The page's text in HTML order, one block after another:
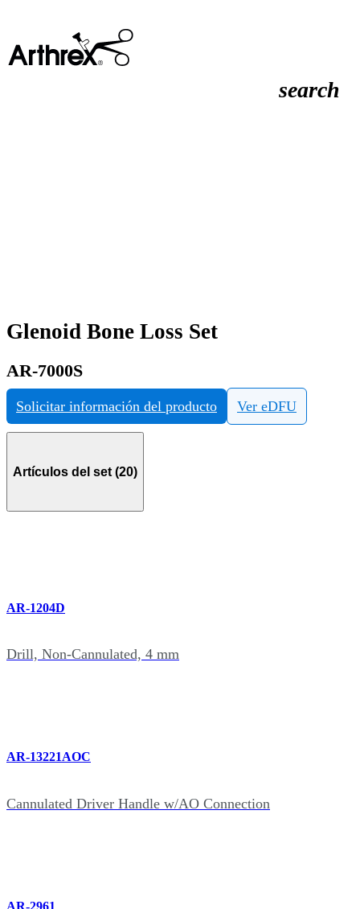
search
Glenoid Bone Loss Set
AR-7000S
Solicitar información del producto Ver eDFU
Artículos del set (20)
AR-1204D
Drill, Non-Cannulated, 4 mm
AR-13221AOC
Cannulated Driver Handle w/AO Connection
AR-2961